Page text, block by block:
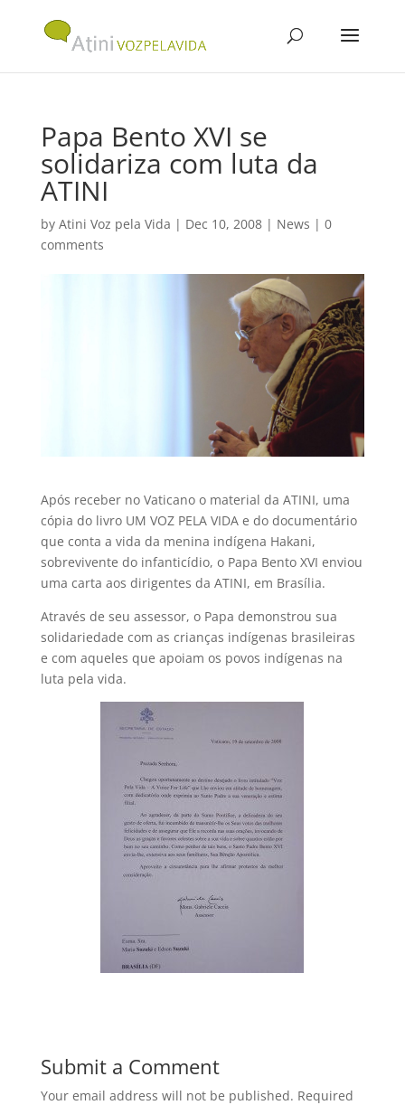
Papa Bento XVI se
solidariza com luta da
ATINI
by Atini Voz pela Vida | Dec 10, 2008| News | 0
comments
Após receber no Vaticano o material da ATINI, uma
cópia do livro UM VOZ PELA VIDA e do documentário
que conta a vida da menina indígena Hakani,
sobrevivente do infanticídio, o Papa Bento XVI enviou
uma carta aos dirigentes da ATINI, em Brasília.
Através de seu assessor, o Papa demonstrou sua
solidariedade com as crianças indígenas brasileiras
e com aqueles que apoiam os povos indígenas na
luta pela vida.
Submit a Comment
Your email address will not be published. Required